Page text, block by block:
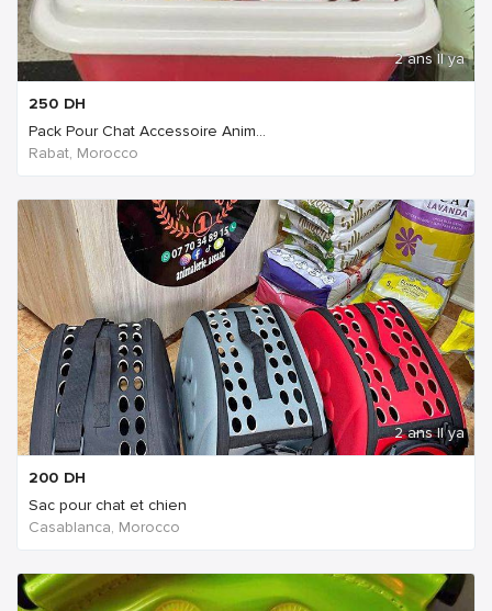
2 ans Il ya
250 DH
Pack Pour Chat Accessoire Anim...
Rabat, Morocco
2 ans Il ya
200 DH
Sac pour chat et chien
Casablanca, Morocco